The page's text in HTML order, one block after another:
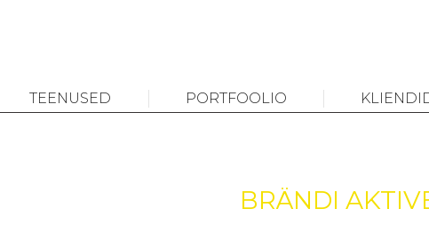
TEENUSED PORTFOOLIO
BRÄNDI